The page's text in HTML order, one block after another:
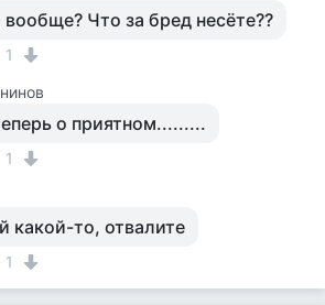
Что за бред несёте??
1
о приятном.........
1
какой-то, отвалите
1